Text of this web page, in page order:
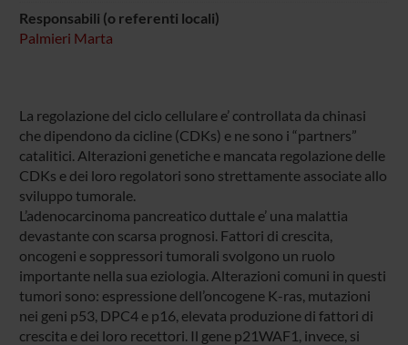
Responsabili (o referenti locali)
Palmieri Marta
La regolazione del ciclo cellulare e’ controllata da chinasi
che dipendono da cicline (CDKs) e ne sono i “partners”
catalitici. Alterazioni genetiche e mancata regolazione delle
CDKs e dei loro regolatori sono strettamente associate allo
sviluppo tumorale.
L’adenocarcinoma pancreatico duttale e’ una malattia
devastante con scarsa prognosi. Fattori di crescita,
oncogeni e soppressori tumorali svolgono un ruolo
importante nella sua eziologia. Alterazioni comuni in questi
tumori sono: espressione dell’oncogene K-ras, mutazioni
nei geni p53, DPC4 e p16, elevata produzione di fattori di
crescita e dei loro recettori. Il gene p21WAF1, invece, si